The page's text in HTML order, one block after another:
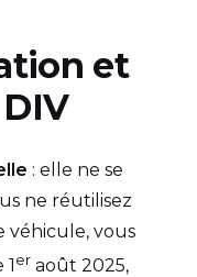
et
: elle ne se
ne réutilisez
véhicule, vous
1er août 2025,